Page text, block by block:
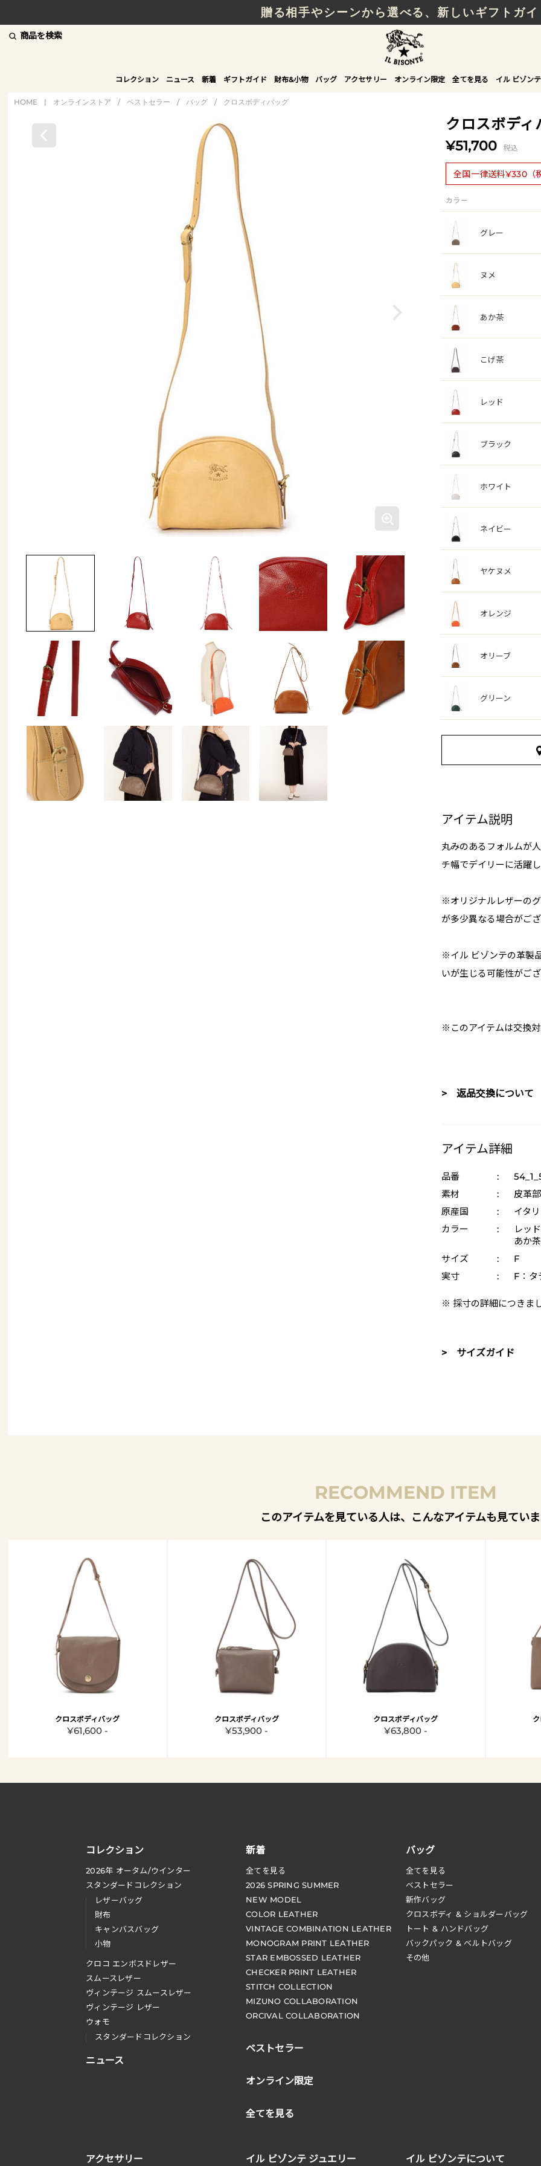
贈る相手やシーンから選べる、新しいギフトガイ
商品を検索
コレクション ニュース 新着 ギフトガイド 財布&小物 バッグ アクセサリー オンライン限定 全てを見る イル ビゾン
HOME | オンラインストア / ベストセラー / バッグ / クロスボディバッグ
クロスボディ
¥51,700 税込
全国一律送料¥330（
カラー
グレー
ヌメ
あか茶
こげ茶
レッド
ブラック
ホワイト
ネイビー
ヤケヌメ
オレンジ
オリーブ
グリーン
アイテム説明
丸みのあるフォルムが
チ幅でデイリーに活躍
※オリジナルレザーの
が多少異なる場合がご
※イル ビゾンテの革製
いが生じる可能性がご
※このアイテムは交換
> 返品交換について
アイテム詳細
品番 :
素材
:
皮革
原産国
:
イタ
カラー
:
レッ
あか
サイズ
:
F
実寸
: F：タ
※ 採寸の詳細につきま
> サイズガイド
RECOMMEND ITEM
このアイテムを見ている人は、こんなアイテムも見てい
クロスボディバッグ
¥61,600 -
クロスボディバッグ
¥53,900 -
クロスボディバッグ
¥63,800 -
コレクション
2026年 オータム/ウインター
スタンダードコレクション
レザーバッグ
財布
キャンバスバッグ
小物
クロコ エンボスドレザー
スムースレザー
ヴィンテージ スムースレザー
ヴィンテージ レザー
ウォモ
スタンダードコレクション
ニュース
新着
全てを見る
2026 SPRING SUMMER
NEW MODEL
COLOR LEATHER
VINTAGE COMBINATION LEATHER
MONOGRAM PRINT LEATHER
STAR EMBOSSED LEATHER
CHECKER PRINT LEATHER
STITCH COLLECTION
MIZUNO COLLABORATION
ORCIVAL COLLABORATION
ベストセラー
オンライン限定
全てを見る
バッグ
全てを見る
ベストセラー
新作バッグ
クロスボディ & ショルダーバッグ
トート & ハンドバッグ
バックパック & ベルトバッグ
その他
アクセサリー イル ビゾンテ ジュエリー イル ビゾンテについて